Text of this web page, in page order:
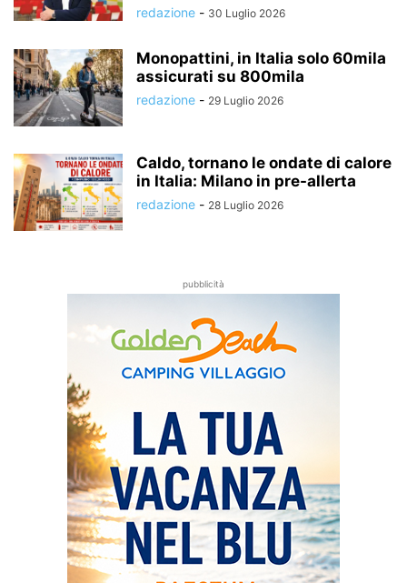
redazione - 30 Luglio 2026
Monopattini, in Italia solo 60mila
assicurati su 800mila
redazione - 29 Luglio 2026
Caldo, tornano le ondate di calore
in Italia: Milano in pre-allerta
redazione - 28 Luglio 2026
pubblicità